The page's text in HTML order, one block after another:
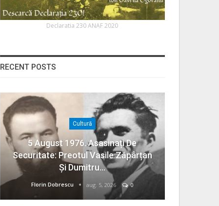
Declaratia 230 ANAF 2020
RECENT POSTS
Cultură
5 August 1976. Asasinați De
Securitate: Preotul Vasile Zăpârțan
Și Dumitru…
Florin Dobrescu aug. 5, 2026 0